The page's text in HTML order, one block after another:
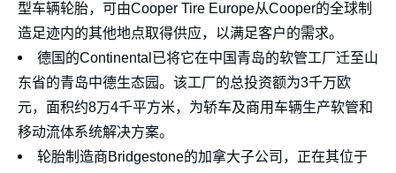
型车辆轮胎，可由Cooper Tire Europe从Cooper的全球制
造足迹内的其他地点取得供应，以满足客户的需求。
德国的Continental已将它在中国青岛的软管工厂迁至山
东省的青岛中德生态园。该工厂的总投资额为3千万欧
元，面积约8万4千平方米，为轿车及商用车辆生产软管和
移动流体系统解决方案。
轮胎制造商Bridgestone的加拿大子公司，正在其位于